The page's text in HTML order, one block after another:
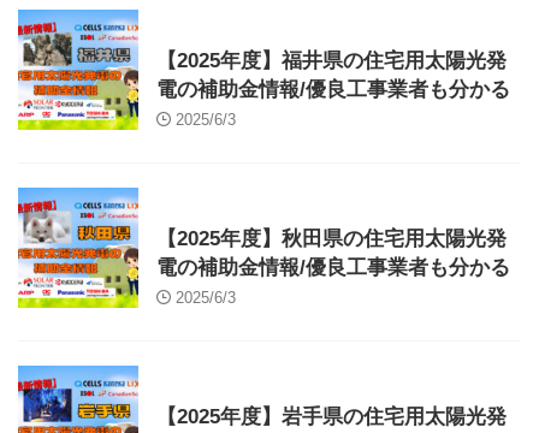
【2025年度】福井県の住宅用太陽光発
電の補助金情報/優良工事業者も分かる
2025/6/3
【2025年度】秋田県の住宅用太陽光発
電の補助金情報/優良工事業者も分かる
2025/6/3
【2025年度】岩手県の住宅用太陽光発